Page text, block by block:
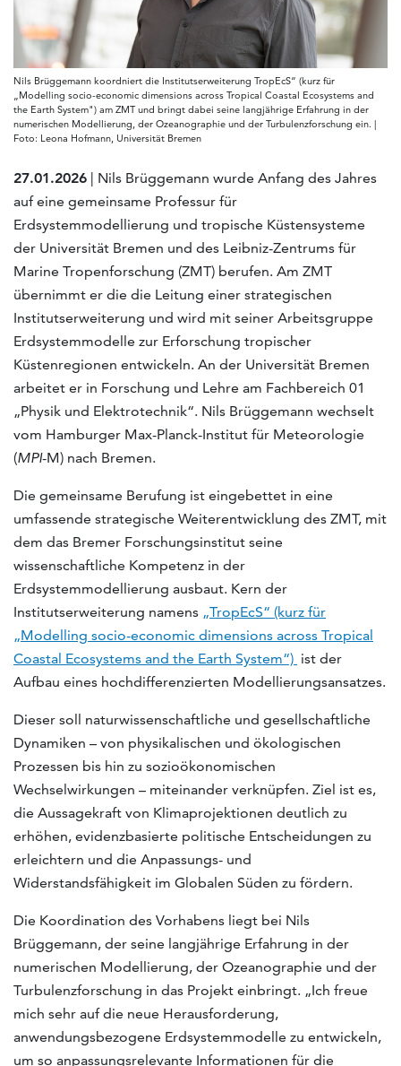
Nils Brüggemann koordniert die Institutserweiterung TropEcS“ (kurz für
„Modelling socio-economic dimensions across Tropical Coastal Ecosystems and
the Earth System") am ZMT und bringt dabei seine langjährige Erfahrung in der
numerischen Modellierung, der Ozeanographie und der Turbulenzforschung ein. |
Foto: Leona Hofmann, Universität Bremen
27.01.2026 | Nils Brüggemann wurde Anfang des Jahres
auf eine gemeinsame Professur für
Erdsystemmodellierung und tropische Küstensysteme
der Universität Bremen und des Leibniz-Zentrums für
Marine Tropenforschung (ZMT) berufen. Am ZMT
übernimmt er die die Leitung einer strategischen
Institutserweiterung und wird mit seiner Arbeitsgruppe
Erdsystemmodelle zur Erforschung tropischer
Küstenregionen entwickeln. An der Universität Bremen
arbeitet er in Forschung und Lehre am Fachbereich 01
„Physik und Elektrotechnik“. Nils Brüggemann wechselt
vom Hamburger Max-Planck-Institut für Meteorologie
(MPI-M) nach Bremen.
Die gemeinsame Berufung ist eingebettet in eine
umfassende strategische Weiterentwicklung des ZMT, mit
dem das Bremer Forschungsinstitut seine
wissenschaftliche Kompetenz in der
Erdsystemmodellierung ausbaut. Kern der
Institutserweiterung namens „TropEcS“ (kurz für
„Modelling socio-economic dimensions across Tropical
Coastal Ecosystems and the Earth System“) ist der
Aufbau eines hochdifferenzierten Modellierungsansatzes.
Dieser soll naturwissenschaftliche und gesellschaftliche
Dynamiken – von physikalischen und ökologischen
Prozessen bis hin zu sozioökonomischen
Wechselwirkungen – miteinander verknüpfen. Ziel ist es,
die Aussagekraft von Klimaprojektionen deutlich zu
erhöhen, evidenzbasierte politische Entscheidungen zu
erleichtern und die Anpassungs- und
Widerstandsfähigkeit im Globalen Süden zu fördern.
Die Koordination des Vorhabens liegt bei Nils
Brüggemann, der seine langjährige Erfahrung in der
numerischen Modellierung, der Ozeanographie und der
Turbulenzforschung in das Projekt einbringt. „Ich freue
mich sehr auf die neue Herausforderung,
anwendungsbezogene Erdsystemmodelle zu entwickeln,
um so anpassungsrelevante Informationen für die